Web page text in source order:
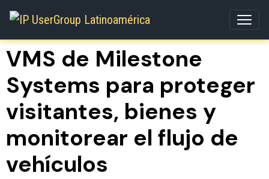
VMS de Milestone
Systems para proteger
visitantes, bienes y
monitorear el flujo de
vehículos